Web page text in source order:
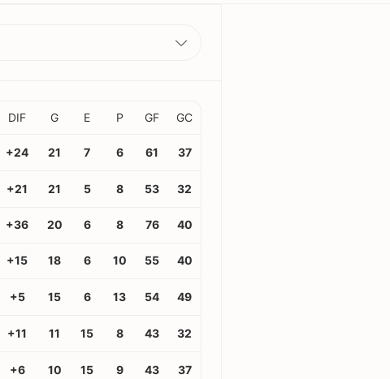
DIF G E P GF GC
+24 21 7 6 61 37
+21 21 5 8 53 32
+36 20 6 8 76 40
+15 18 6 10 55 40
+5 15 6 13 54 49
+11 11 15 8 43 32
+6 10 15 9 43 37